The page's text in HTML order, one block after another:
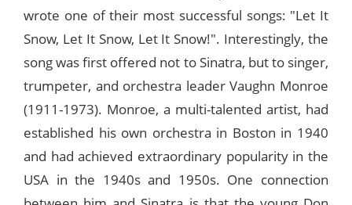
wrote one of their most successful songs: "Let It
Snow, Let It Snow, Let It Snow!". Interestingly, the
song was first offered not to Sinatra, but to singer,
trumpeter, and orchestra leader Vaughn Monroe
(1911-1973). Monroe, a multi-talented artist, had
established his own orchestra in Boston in 1940
and had achieved extraordinary popularity in the
USA in the 1940s and 1950s. One connection